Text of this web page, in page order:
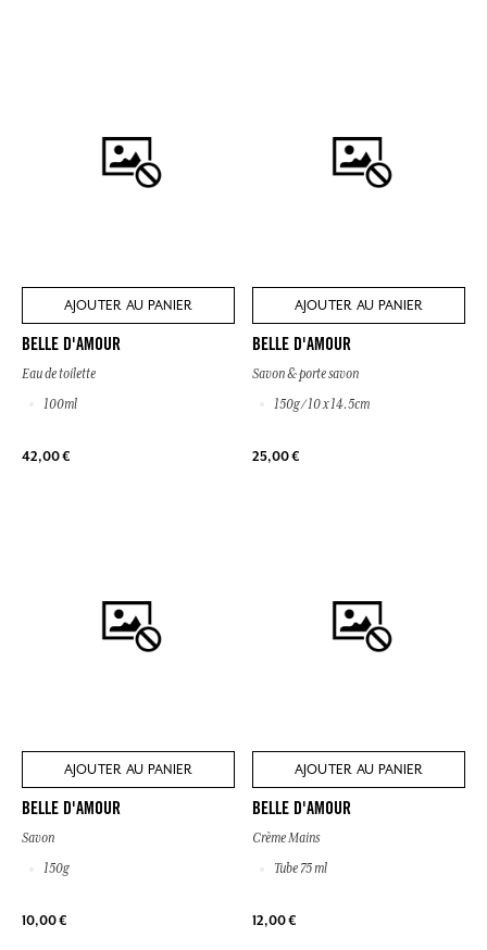
AJOUTER AU PANIER
BELLE D'AMOUR
Eau de toilette
100ml
42,00 €
AJOUTER AU PANIER
BELLE D'AMOUR
Savon & porte savon
150g / 10 x 14.5cm
25,00 €
AJOUTER AU PANIER
BELLE D'AMOUR
Savon
150g
10,00 €
AJOUTER AU PANIER
BELLE D'AMOUR
Crème Mains
Tube 75 ml
12,00 €